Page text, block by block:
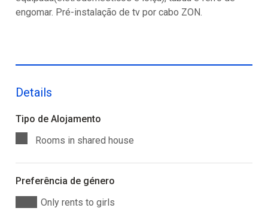
engomar. Pré-instalação de tv por cabo ZON.
Details
Tipo de Alojamento
Rooms in shared house
Preferência de género
Only rents to girls